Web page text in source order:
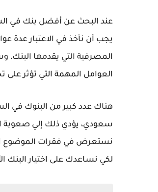
عند البحث عن أفضل بنك في
يجب أن نأخذ في الاعتبار عدة
المصرفية التي يقدمها البنك،
العوامل المهمة التي تؤثر على
سعودي، يؤدي ذلك إلي صعوبة
نستعرض في فقرات الموضوع
لكي نساعدك على اختيار